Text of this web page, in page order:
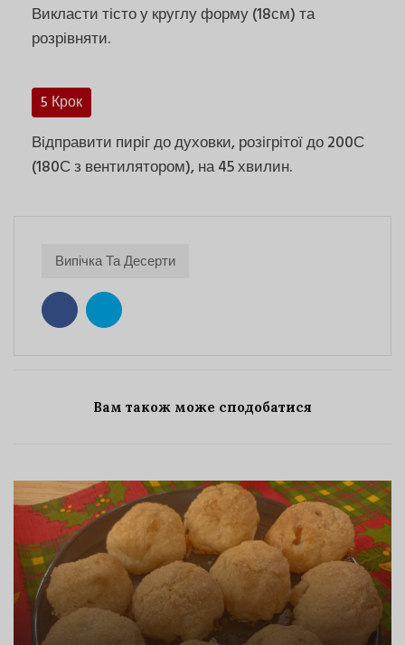
Викласти тісто у круглу форму (18см) та
розрівняти.
5 Крок
Відправити пиріг до духовки, розігрітої до 200С
(180С з вентилятором), на 45 хвилин.
Випічка Та Десерти
Вам також може сподобатися